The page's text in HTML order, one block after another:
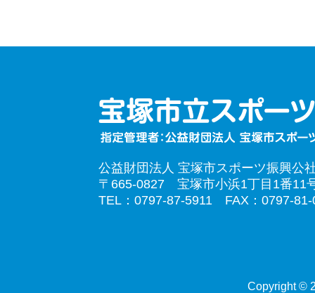
公益財団法人 宝塚市スポーツ振興公
〒665-0827 宝塚市小浜1丁目1番11
TEL：0797-87-5911 FAX：0797-81-
Copyright ©